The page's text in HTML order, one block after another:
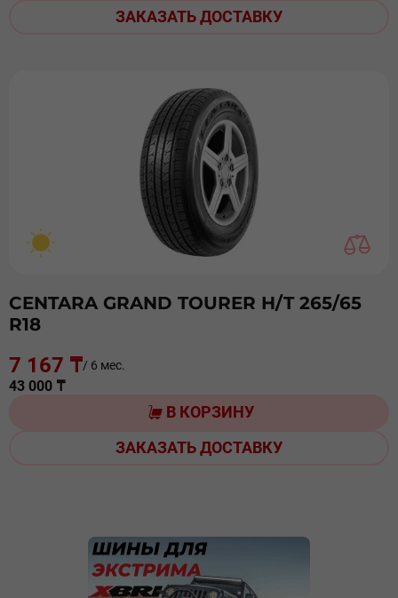
ЗАКАЗАТЬ ДОСТАВКУ
CENTARA GRAND TOURER H/T 265/65
R18
7 167 ₸/ 6 мес.
43 000 ₸
В КОРЗИНУ
ЗАКАЗАТЬ ДОСТАВКУ